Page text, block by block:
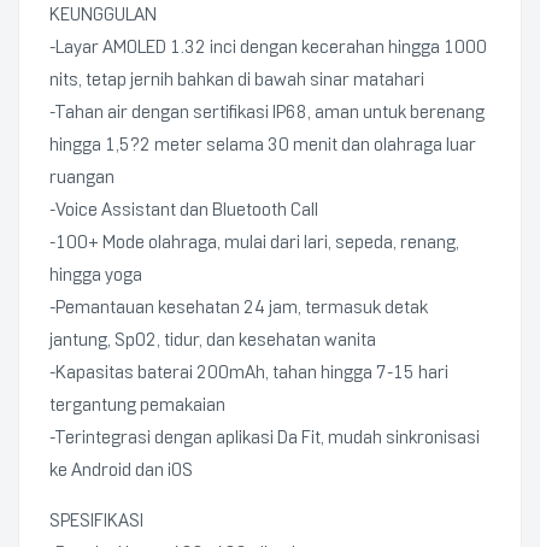
KEUNGGULAN
-Layar AMOLED 1.32 inci dengan kecerahan hingga 1000
nits, tetap jernih bahkan di bawah sinar matahari
-Tahan air dengan sertifikasi IP68, aman untuk berenang
hingga 1,5?2 meter selama 30 menit dan olahraga luar
ruangan
-Voice Assistant dan Bluetooth Call
-100+ Mode olahraga, mulai dari lari, sepeda, renang,
hingga yoga
-Pemantauan kesehatan 24 jam, termasuk detak
jantung, SpO2, tidur, dan kesehatan wanita
-Kapasitas baterai 200mAh, tahan hingga 7-15 hari
tergantung pemakaian
-Terintegrasi dengan aplikasi Da Fit, mudah sinkronisasi
ke Android dan iOS
SPESIFIKASI